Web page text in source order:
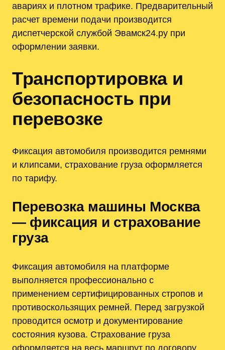
авариях и плотном трафике. Предварительный
расчет времени подачи производится
диспетчерской службой Эвамск24.ру при
оформлении заявки.
Транспортировка и
безопасность при
перевозке
Фиксация автомобиля производится ремнями
и клипсами, страхование груза оформляется
по тарифу.
Перевозка машины Москва
— фиксация и страхование
груза
Фиксация автомобиля на платформе
выполняется профессионально с
применением сертифицированных стропов и
противоскользящих ремней. Перед загрузкой
проводится осмотр и документирование
состояния кузова. Страхование груза
оформляется на весь маршрут по договору